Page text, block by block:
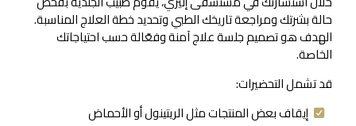
حالة بشرتك ومراجعة تاريخك الطبي وتحديد خطة العلاج المناسبة.
الهدف هو تصميم جلسة علاج آمنة وفعّالة حسب احتياجاتك
الخاصة.
قد تشمل التحضيرات:
إيقاف بعض المنتجات مثل الريتينول أو الأحماض